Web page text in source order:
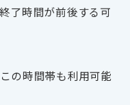
時間が前後する可
の時間帯も利用可能